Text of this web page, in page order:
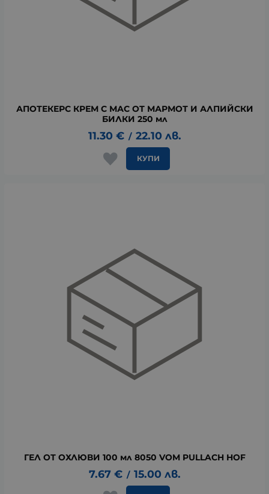
АПОТЕКЕРС КРЕМ С МАС ОТ МАРМОТ И АЛПИЙСКИ
БИЛКИ 250 мл
11.30 € / 22.10 лв.
КУПИ
ГЕЛ ОТ ОХЛЮВИ 100 мл 8050 VOM PULLACH HOF
7.67 € / 15.00 лв.